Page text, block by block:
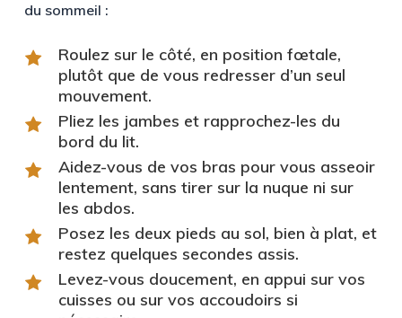
du sommeil :
Roulez sur le côté, en position fœtale,
plutôt que de vous redresser d’un seul
mouvement.
Pliez les jambes et rapprochez-les du
bord du lit.
Aidez-vous de vos bras pour vous asseoir
lentement, sans tirer sur la nuque ni sur
les abdos.
Posez les deux pieds au sol, bien à plat, et
restez quelques secondes assis.
Levez-vous doucement, en appui sur vos
cuisses ou sur vos accoudoirs si